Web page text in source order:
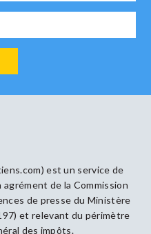
est un service de
de la Commission
de presse du Ministère
et relevant du périmètre
des impôts.